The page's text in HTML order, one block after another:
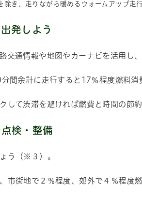
、走りながら暖めるウォームアップ走行
発しよう
交通情報や地図やカーナビを活用し
間余計に走行すると17％程度燃料消
して渋滞を避ければ燃費と時間の節約
検・整備
う（※３）。
市街地で２％程度、郊外で４％程度